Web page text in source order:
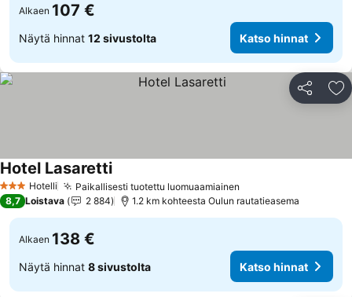
Alkaen 107 €
Näytä hinnat 12 sivustolta Katso hinnat
Jaa
3 Tähtiluokitus
Hotelli Paikallisesti tuotettu luomuaamiainen
Hotel LasarettiKatso hinnat
8,7 Loistava 2 884 1.2 km kohteesta Oulun rautatieasema
Alkaen 138 €
Näytä hinnat 8 sivustolta Katso hinnat